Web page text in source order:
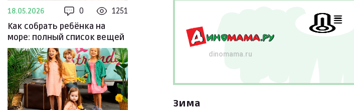
18.05.2026 0
1251
Как собрать ребёнка на
море: полный список вещей
dinomama.ru
Зима